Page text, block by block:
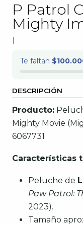
P Patrol
Mighty
|
Te faltan
DESCRIPCIÓN
Producto:
Mighty Movie
6067731
Características
Peluche de
Paw Patrol:
2023).
Tamaño